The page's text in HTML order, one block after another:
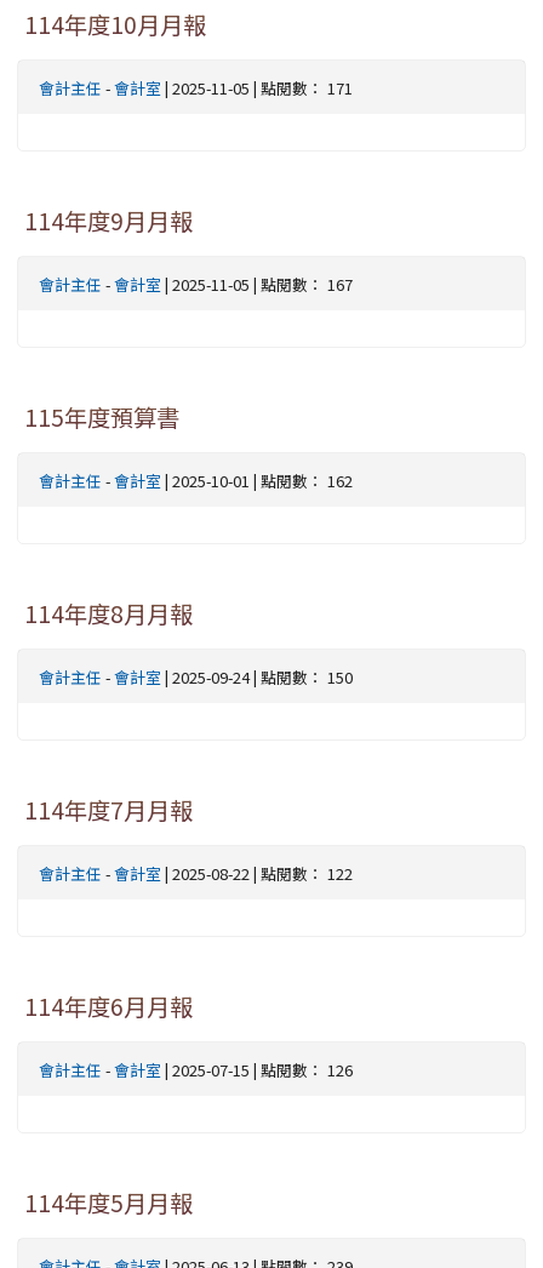
114年度10月月報
會計主任 -會計室 | 2025-11-05 | 點閱數： 171
114年度9月月報
會計主任 -會計室 | 2025-11-05 | 點閱數： 167
115年度預算書
會計主任 -會計室 | 2025-10-01 | 點閱數： 162
114年度8月月報
會計主任 -會計室 | 2025-09-24 | 點閱數： 150
114年度7月月報
會計主任 -會計室 | 2025-08-22 | 點閱數： 122
114年度6月月報
會計主任 -會計室 | 2025-07-15 | 點閱數： 126
114年度5月月報